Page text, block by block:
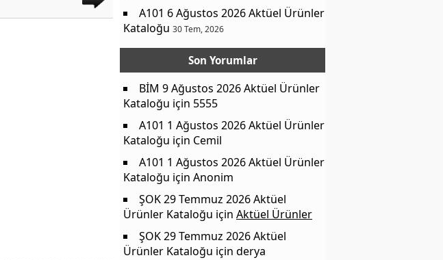
A101 6 Ağustos 2026 Aktüel Ürünler
Kataloğu 30 Tem, 2026
Son Yorumlar
BİM 9 Ağustos 2026 Aktüel Ürünler
Kataloğu için 5555
A101 1 Ağustos 2026 Aktüel Ürünler
Kataloğu için Cemil
A101 1 Ağustos 2026 Aktüel Ürünler
Kataloğu için Anonim
ŞOK 29 Temmuz 2026 Aktüel
Ürünler Kataloğu için Aktüel Ürünler
ŞOK 29 Temmuz 2026 Aktüel
Ürünler Kataloğu için derya